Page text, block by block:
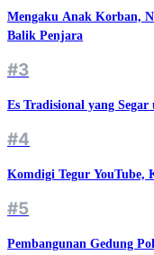
Mengaku Anak Korban,
Balik Penjara
#3
Es Tradisional yang
#4
Komdigi Tegur YouTube,
#5
Pembangunan Gedung